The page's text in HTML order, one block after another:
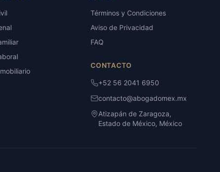
Términos y Condiciones
Aviso de Privacidad
FAQ
CONTACTO
+52 56 2041 6950
contacto@abogadomex.mx
Atizapán de Zaragoza,
Estado de México, México